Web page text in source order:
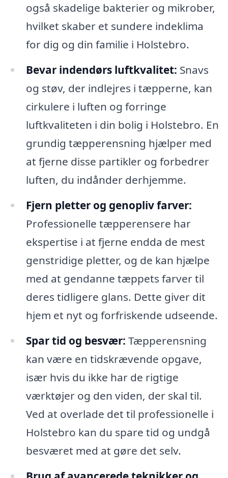
også skadelige bakterier og mikrober,
hvilket skaber et sundere indeklima
for dig og din familie i Holstebro.
Bevar indendørs luftkvalitet: Snavs
og støv, der indlejres i tæpperne, kan
cirkulere i luften og forringe
luftkvaliteten i din bolig i Holstebro. En
grundig tæpperensning hjælper med
at fjerne disse partikler og forbedrer
luften, du indånder derhjemme.
Fjern pletter og genopliv farver:
Professionelle tæpperensere har
ekspertise i at fjerne endda de mest
genstridige pletter, og de kan hjælpe
med at gendanne tæppets farver til
deres tidligere glans. Dette giver dit
hjem et nyt og forfriskende udseende.
Spar tid og besvær: Tæpperensning
kan være en tidskrævende opgave,
især hvis du ikke har de rigtige
værktøjer og den viden, der skal til.
Ved at overlade det til professionelle i
Holstebro kan du spare tid og undgå
besværet med at gøre det selv.